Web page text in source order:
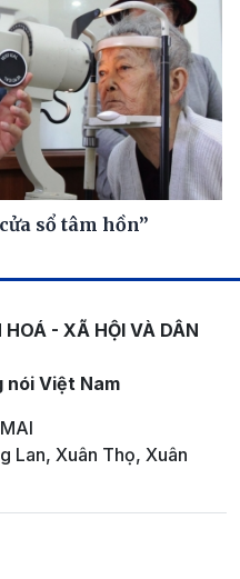
sổ tâm hồn”
HOÁ - XÃ HỘI VÀ DÂN
nói Việt Nam
Lan, Xuân Thọ, Xuân